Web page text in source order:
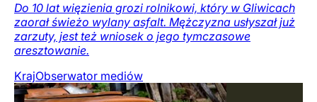
Do 10 lat więzienia grozi rolnikowi, który w Gliwicach
zaorał świeżo wylany asfalt. Mężczyzna usłyszał już
zarzuty, jest też wniosek o jego tymczasowe
aresztowanie.
KrajObserwator mediów